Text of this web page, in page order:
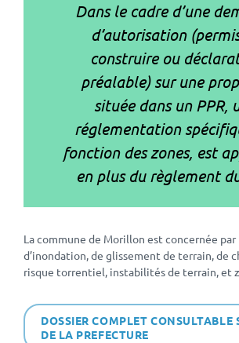
Dans le cadre d’une
d’autorisation
construire ou
préalable) sur une
située dans un PPR,
réglementation
fonction des zones, est
en plus du règlement
La commune de Morillon est concernée par
d’inondation, de glissement de terrain, de
risque torrentiel, instabilités de terrain, et
DOSSIER COMPLET CONSULTABLE
DE LA PREFECTURE